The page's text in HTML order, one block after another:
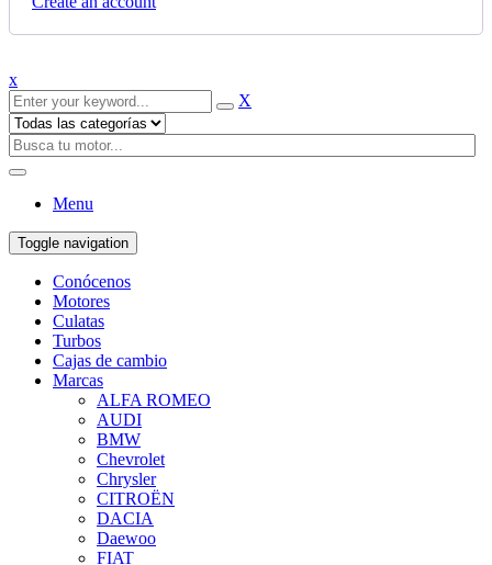
x
X
Menu
Toggle navigation
Conócenos
Motores
Culatas
Turbos
Cajas de cambio
Marcas
ALFA ROMEO
AUDI
BMW
Chevrolet
Chrysler
CITROËN
DACIA
Daewoo
FIAT